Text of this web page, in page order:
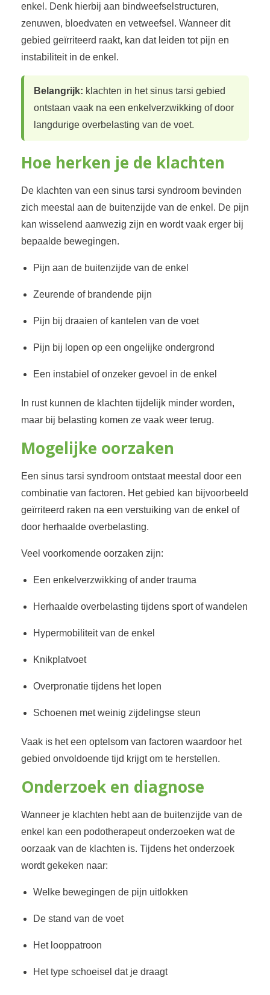
enkel. Denk hierbij aan bindweefselstructuren,
zenuwen, bloedvaten en vetweefsel. Wanneer dit
gebied geïrriteerd raakt, kan dat leiden tot pijn en
instabiliteit in de enkel.
Belangrijk: klachten in het sinus tarsi gebied
ontstaan vaak na een enkelverzwikking of door
langdurige overbelasting van de voet.
Hoe herken je de klachten
De klachten van een sinus tarsi syndroom bevinden
zich meestal aan de buitenzijde van de enkel. De pijn
kan wisselend aanwezig zijn en wordt vaak erger bij
bepaalde bewegingen.
Pijn aan de buitenzijde van de enkel
Zeurende of brandende pijn
Pijn bij draaien of kantelen van de voet
Pijn bij lopen op een ongelijke ondergrond
Een instabiel of onzeker gevoel in de enkel
In rust kunnen de klachten tijdelijk minder worden,
maar bij belasting komen ze vaak weer terug.
Mogelijke oorzaken
Een sinus tarsi syndroom ontstaat meestal door een
combinatie van factoren. Het gebied kan bijvoorbeeld
geïrriteerd raken na een verstuiking van de enkel of
door herhaalde overbelasting.
Veel voorkomende oorzaken zijn:
Een enkelverzwikking of ander trauma
Herhaalde overbelasting tijdens sport of wandelen
Hypermobiliteit van de enkel
Knikplatvoet
Overpronatie tijdens het lopen
Schoenen met weinig zijdelingse steun
Vaak is het een optelsom van factoren waardoor het
gebied onvoldoende tijd krijgt om te herstellen.
Onderzoek en diagnose
Wanneer je klachten hebt aan de buitenzijde van de
enkel kan een podotherapeut onderzoeken wat de
oorzaak van de klachten is. Tijdens het onderzoek
wordt gekeken naar:
Welke bewegingen de pijn uitlokken
De stand van de voet
Het looppatroon
Het type schoeisel dat je draagt